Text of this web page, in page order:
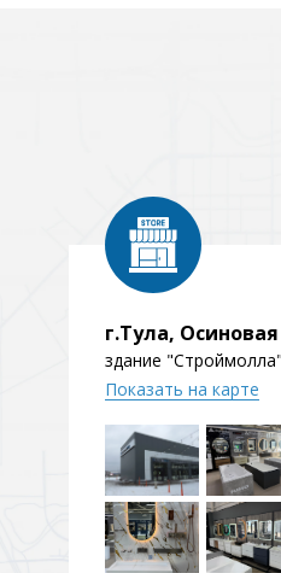
Акриловые
Комплектующие
Двери и
г.Тула,
здание
Показать на карте